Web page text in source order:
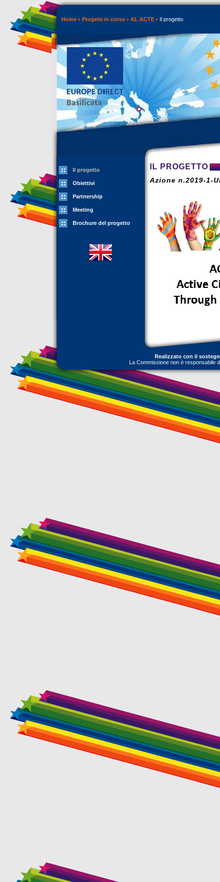
Home Progetti in corso 41. ACTE Il progetto
Il progetto
Obiettivi
Partnership
Meeting
Brochure del progetto
IL PROGETTO
Azione n.2019-1-
Realizzato con il
La Commissione non è responsabile